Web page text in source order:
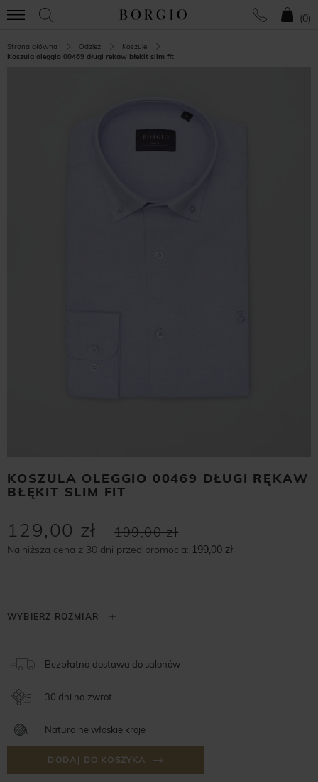
(0)
Strona główna Odzież
Koszule
Koszula oleggio 00469 długi rękaw błękit slim fit
KOSZULA OLEGGIO 00469 DŁUGI RĘKAW
BŁĘKIT SLIM FIT
199,00 zł
129,00 zł
Najniższa cena z 30 dni przed promocją: 199,00 zł
Bezpłatna dostawa do salonów
30 dni na zwrot
Naturalne włoskie kroje
DODAJ DO KOSZYKA